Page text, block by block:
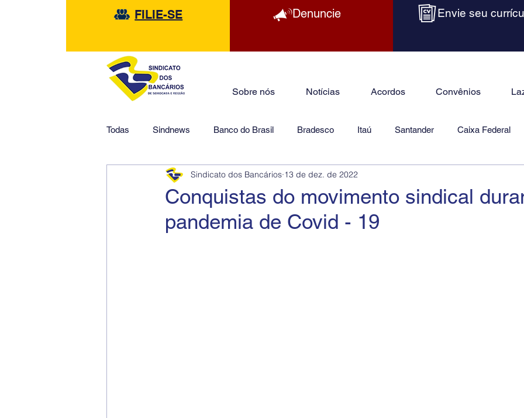
FILIE-SE Denuncie Envie seu
Sobre nós Notícias Acordos Convênios
Todas Sindnews Banco do Brasil Bradesco Itaú Santander Caixa Federal
HSBC Financeiras Jurídico
Conquistas do movimento sindical
pandemia de Covid - 19
Sindicato dos Bancários 13 de dez. de 2022